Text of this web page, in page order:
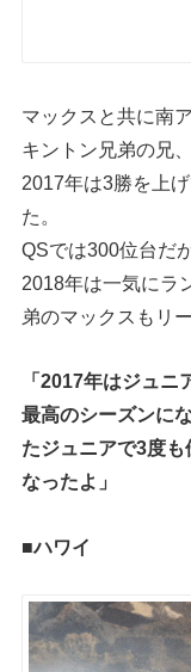
マックスと共に南
キントン兄弟の兄
2017年は3勝を上
た。
QSでは300位台だ
2018年は一気にラ
弟のマックスもリ
「2017年はジュ
最高のシーズンに
たジュニアで3度
なったよ」
■ハワイ